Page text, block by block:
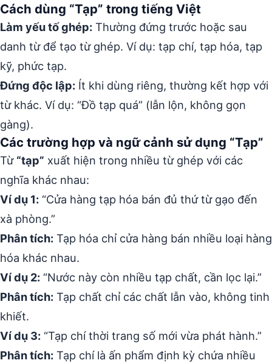
Cách dùng “Tạp” trong tiếng Việt
Làm yếu tố ghép: Thường đứng trước hoặc sau
danh từ để tạo từ ghép. Ví dụ: tạp chí, tạp hóa, tạp
kỹ, phức tạp.
Đứng độc lập: Ít khi dùng riêng, thường kết hợp với
từ khác. Ví dụ: “Đồ tạp quá” (lẫn lộn, không gọn
gàng).
Các trường hợp và ngữ cảnh sử dụng “Tạp”
Từ “tạp” xuất hiện trong nhiều từ ghép với các
nghĩa khác nhau:
Ví dụ 1: “Cửa hàng tạp hóa bán đủ thứ từ gạo đến
xà phòng.”
Phân tích: Tạp hóa chỉ cửa hàng bán nhiều loại hàng
hóa khác nhau.
Ví dụ 2: “Nước này còn nhiều tạp chất, cần lọc lại.”
Phân tích: Tạp chất chỉ các chất lẫn vào, không tinh
khiết.
Ví dụ 3: “Tạp chí thời trang số mới vừa phát hành.”
Phân tích: Tạp chí là ấn phẩm định kỳ chứa nhiều